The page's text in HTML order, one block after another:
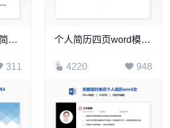
优雅简约单页个人简历word文档(20)
311
个人简历四页word模板(17)
4220 948